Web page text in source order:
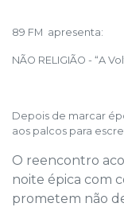
89 FM apresenta:
NÃO RELIGIÃO - “A
Depois de marcar
aos palcos para
O reencontro
noite épica com
prometem não